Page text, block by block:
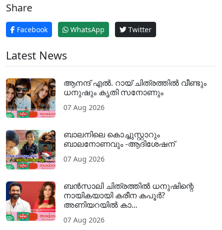
Share
Facebook WhatsApp Twitter
Latest News
ആനന്ദ് എൽ. റായ് ചിത്രത്തിൽ വീണ്ടും
ധനുഷും കൃതി സനോണും
07 Aug 2026
ബാലനിലെ കൊച്ചുസ്റ്റാറും
ബാലനോണവും -ആദിശേഷന്
07 Aug 2026
ബൻസാലി ചിത്രത്തിൽ ധനുഷിന്റെ
നായികയായി കരീന കപൂർ?
അണിയറയിൽ കാ...
07 Aug 2026